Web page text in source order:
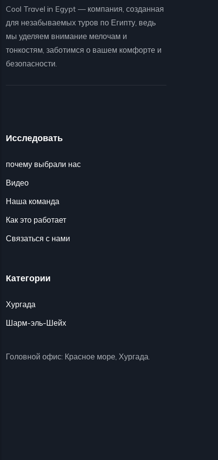
Cool Travel in Egypt — компания, созданная
для незабываемых туров по Египту, ведь
мы уделяем внимание мелочам и
тонкостям, заботимся о вашем комфорте и
безопасности.
Исследовать
почему выбрали нас
Видео
Наша команда
Как это работает
Связаться с нами
Категории
Хургада
Шарм-эль-Шейх
Головной офис: Красное море, Хургада.